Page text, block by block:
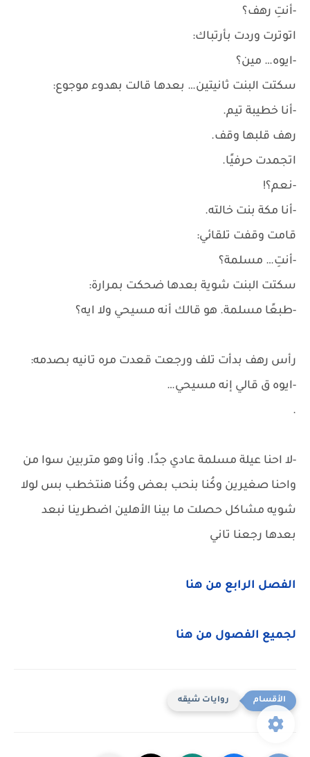
-أنتِ رهف؟
اتوترت وردت بأرتباك:
-ايوه… مين؟
سكتت البنت ثانيتين… بعدها قالت بهدوء موجوع:
-أنا خطيبة تيم.
رهف قلبها وقف.
اتجمدت حرفيًا.
-نعم؟!
-أنا مكة بنت خالته.
قامت وقفت تلقائي:
-أنتِ… مسلمة؟
سكتت البنت شوية بعدها ضحكت بمرارة:
-طبعًا مسلمة. هو قالك أنه مسيحي ولا ايه؟
رأس رهف بدأت تلف ورجعت قعدت مره تانيه بصدمه:
-ايوه ق قالي إنه مسيحي…
.
-لا احنا عيلة مسلمة عادي جدًا. وأنا وهو متربين سوا من
واحنا صغيرين وكُنا بنحب بعض وكُنا هنتخطب بس لولا
شويه مشاكل حصلت ما بينا الأهلين اضطرينا نبعد
بعدها رجعنا تاني
الفصل الرابع من هنا
لجميع الفصول من هنا
روايات شيقه